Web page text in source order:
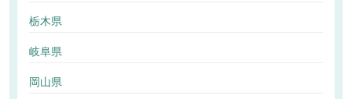
栃木県
岐阜県
岡山県